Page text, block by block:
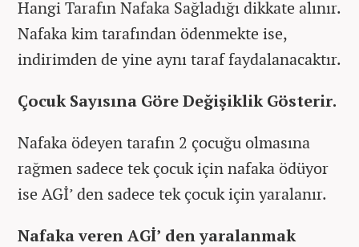
Hangi Tarafın Nafaka Sağladığı dikkate alınır.
Nafaka kim tarafından ödenmekte ise,
indirimden de yine aynı taraf faydalanacaktır.
Çocuk Sayısına Göre Değişiklik Gösterir.
Nafaka ödeyen tarafın 2 çocuğu olmasına
rağmen sadece tek çocuk için nafaka ödüyor
ise AGİ’ den sadece tek çocuk için yaralanır.
Nafaka veren AGİ’ den yaralanmak